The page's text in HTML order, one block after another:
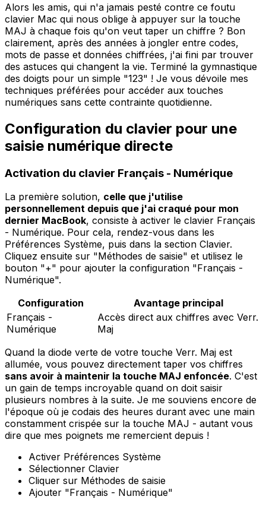
Alors les amis, qui n'a jamais pesté contre ce foutu
clavier Mac qui nous oblige à appuyer sur la touche
MAJ à chaque fois qu'on veut taper un chiffre ? Bon
clairement, après des années à jongler entre codes,
mots de passe et données chiffrées, j'ai fini par trouver
des astuces qui changent la vie. Terminé la gymnastique
des doigts pour un simple "123" ! Je vous dévoile mes
techniques préférées pour accéder aux touches
numériques sans cette contrainte quotidienne.
Configuration du clavier pour une
saisie numérique directe
Activation du clavier Français - Numérique
La première solution, celle que j'utilise
personnellement depuis que j'ai craqué pour mon
dernier MacBook, consiste à activer le clavier Français
- Numérique. Pour cela, rendez-vous dans les
Préférences Système, puis dans la section Clavier.
Cliquez ensuite sur "Méthodes de saisie" et utilisez le
bouton "+" pour ajouter la configuration "Français -
Numérique".
Configuration
Avantage principal
Français -
Numérique
Accès direct aux chiffres avec Verr.
Maj
Quand la diode verte de votre touche Verr. Maj est
allumée, vous pouvez directement taper vos chiffres
sans avoir à maintenir la touche MAJ enfoncée. C'est
un gain de temps incroyable quand on doit saisir
plusieurs nombres à la suite. Je me souviens encore de
l'époque où je codais des heures durant avec une main
constamment crispée sur la touche MAJ - autant vous
dire que mes poignets me remercient depuis !
Activer Préférences Système
Sélectionner Clavier
Cliquer sur Méthodes de saisie
Ajouter "Français - Numérique"